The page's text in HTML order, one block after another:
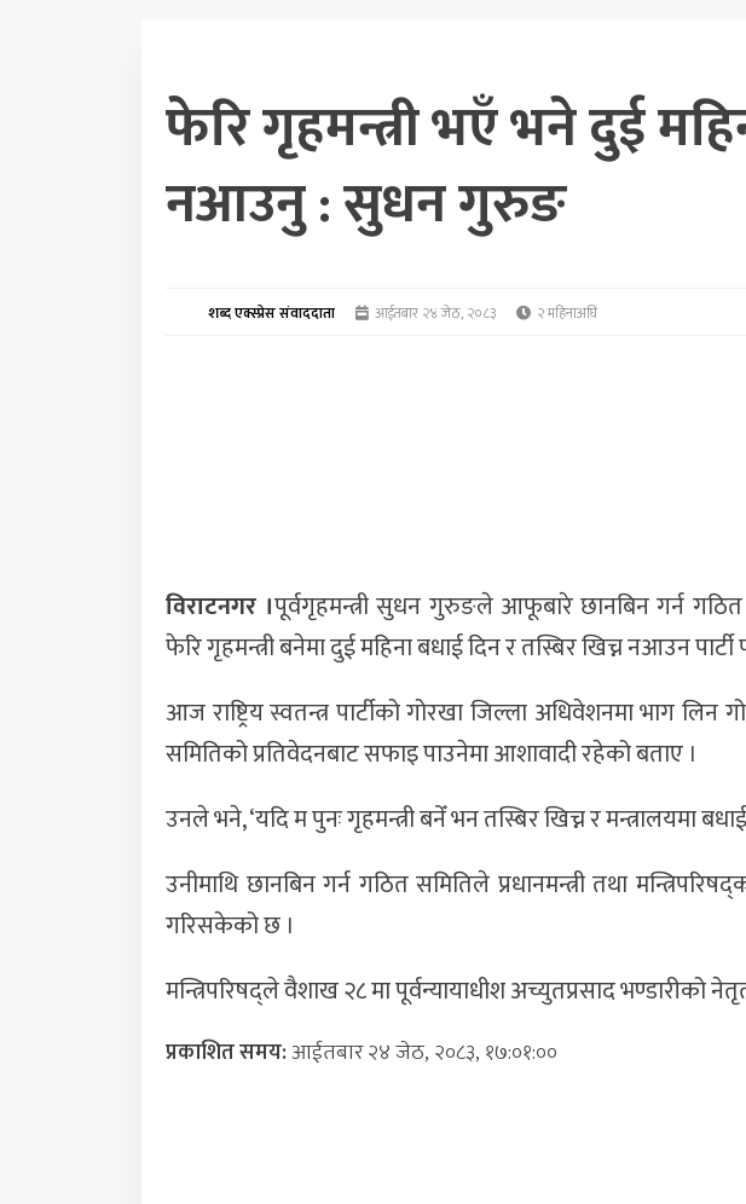
फेरि गृहमन्त्री भएँ भने दुई
नआउनु : सुधन गुरुङ
शब्द एक्स्प्रेस संवाददाता आईतबार २४ जेठ, २०८३ २ महिनाअघि
विराटनगर ।पूर्वगृहमन्त्री सुधन गुरुङले आफूबारे छानबिन गर्न
फेरि गृहमन्त्री बनेमा दुई महिना बधाई दिन र तस्बिर खिच्न नआउन
आज राष्ट्रिय स्वतन्त्र पार्टीको गोरखा जिल्ला अधिवेशनमा भाग
समितिको प्रतिवेदनबाट सफाइ पाउनेमा आशावादी रहेको बताए ।
उनले भने, ‘यदि म पुनः गृहमन्त्री बनेँ भन तस्बिर खिच्न र मन्त्रालयमा
उनीमाथि छानबिन गर्न गठित समितिले प्रधानमन्त्री तथा
गरिसकेको छ ।
मन्त्रिपरिषद्ले वैशाख २८ मा पूर्वन्यायाधीश अच्युतप्रसाद भण्डारीको
प्रकाशित समय:आईतबार २४ जेठ, २०८३, १७:०१:००